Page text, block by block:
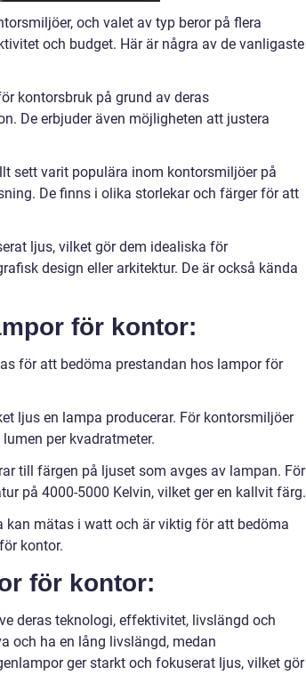
och valet av typ beror på flera
och budget. Här är några av de vanligaste
kontorsbruk på grund av deras
De erbjuder även möjligheten att justera
sett varit populära inom kontorsmiljöer på
De finns i olika storlekar och färger för att
ljus, vilket gör dem idealiska för
design eller arkitektur. De är också kända
för kontor:
för att bedöma prestandan hos lampor för
ljus en lampa producerar. För kontorsmiljöer
per kvadratmeter.
till färgen på ljuset som avges av lampan. För
på 4000-5000 Kelvin, vilket ger en kallvit färg.
kan mätas i watt och är viktig för att bedöma
kontor.
för kontor:
deras teknologi, effektivitet, livslängd och
och ha en lång livslängd, medan
ger starkt och fokuserat ljus, vilket gör